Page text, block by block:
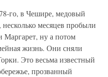
го, в Чешире, медовый
месяцев пробыли
Маргарет, ну а потом
жизнь. Они сняли
Это весьма известный
прозванный